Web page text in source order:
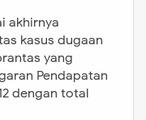
akhirnya
kasus dugaan
yang
Pendapatan
dengan total